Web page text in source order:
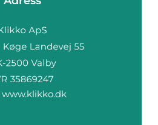
www.klikko.dk